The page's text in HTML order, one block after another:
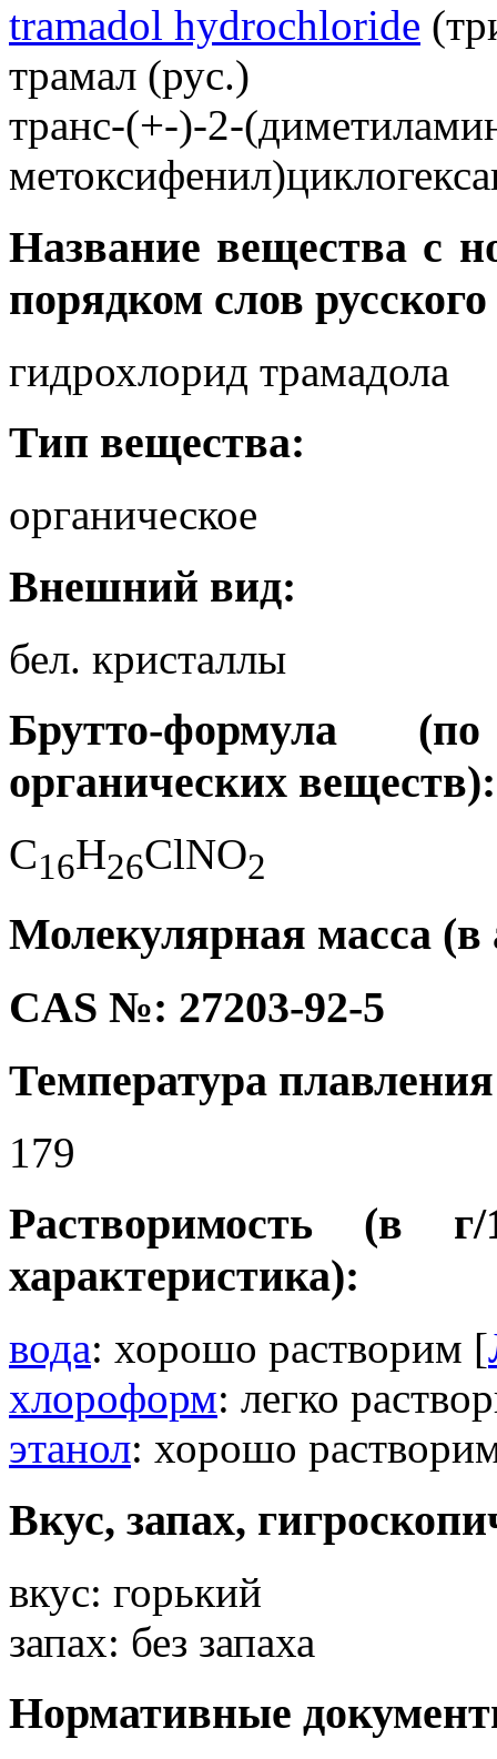
tramadol hydrochloride
трамал (рус.)
транс-(+-)-2-
Название вещества с
порядком слов
гидрохлорид трамадола
Тип вещества:
органическое
Внешний вид:
бел. кристаллы
Брутто-формула
органических веществ):
C16H26ClNO2
Молекулярная масса (в
CAS №: 27203-92-5
Температура
179
Растворимость (в
характеристика):
вода: хорошо растворим [
хлороформ: легко
этанол: хорошо
Вкус, запах,
вкус: горький
запах: без запаха
Нормативные